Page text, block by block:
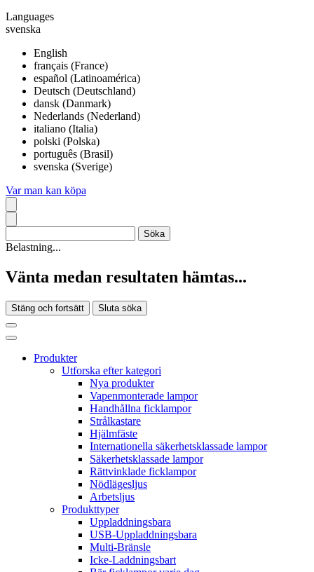
Languages
svenska
English
français (France)
español (Latinoamérica)
Deutsch (Deutschland)
dansk (Danmark)
Nederlands (Nederland)
italiano (Italia)
polski (Polska)
português (Brasil)
svenska (Sverige)
Var man kan köpa
Belastning...
Vänta medan resultaten hämtas...
Stäng och fortsätt Sluta söka
Produkter
Utforska efter kategori
Nya produkter
Vapenmonterade lampor
Handhållna ficklampor
Strålkastare
Hjälmfäste
Internationella säkerhetsklassade lampor
Säkerhetsklassade lampor
Rättvinklade ficklampor
Nödlägesljus
Arbetsljus
Produkttyper
Uppladdningsbara
USB-Uppladdningsbara
Multi-Bränsle
Icke-Laddningsbart